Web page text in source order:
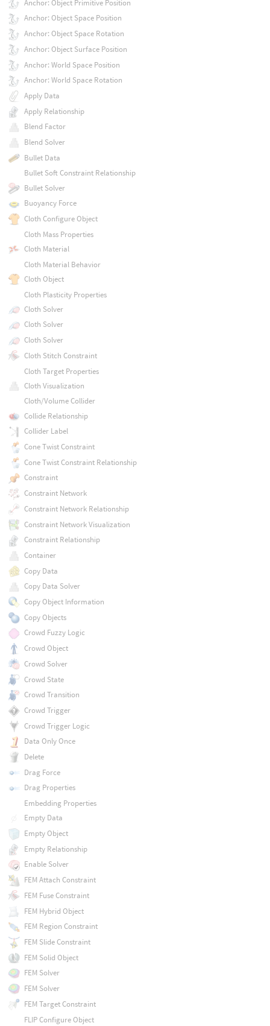
Anchor: Object Primitive Position
Anchor: Object Space Position
Anchor: Object Space Rotation
Anchor: Object Surface Position
Anchor: World Space Position
Anchor: World Space Rotation
Apply Data
Apply Relationship
Blend Factor
Blend Solver
Bullet Data
Bullet Soft Constraint Relationship
Bullet Solver
Buoyancy Force
Cloth Configure Object
Cloth Mass Properties
Cloth Material
Cloth Material Behavior
Cloth Object
Cloth Plasticity Properties
Cloth Solver
Cloth Solver
Cloth Solver
Cloth Stitch Constraint
Cloth Target Properties
Cloth Visualization
Cloth/Volume Collider
Collide Relationship
Collider Label
Cone Twist Constraint
Cone Twist Constraint Relationship
Constraint
Constraint Network
Constraint Network Relationship
Constraint Network Visualization
Constraint Relationship
Container
Copy Data
Copy Data Solver
Copy Object Information
Copy Objects
Crowd Fuzzy Logic
Crowd Object
Crowd Solver
Crowd State
Crowd Transition
Crowd Trigger
Crowd Trigger Logic
Data Only Once
Delete
Drag Force
Drag Properties
Embedding Properties
Empty Data
Empty Object
Empty Relationship
Enable Solver
FEM Attach Constraint
FEM Fuse Constraint
FEM Hybrid Object
FEM Region Constraint
FEM Slide Constraint
FEM Solid Object
FEM Solver
FEM Solver
FEM Target Constraint
FLIP Configure Object